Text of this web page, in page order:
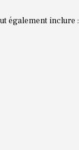
également inclure :